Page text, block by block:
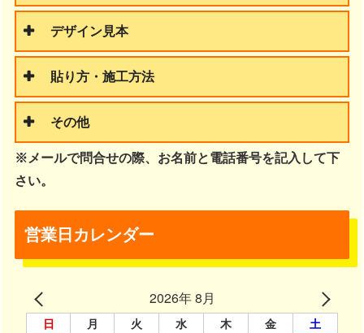
デザイン見本
貼り方・施工方法
その他
※メールで問合せの際、お名前と電話番号を記入して下
さい。
営業日カレンダー
2026年 8月
日 月 火 水 木 金 土